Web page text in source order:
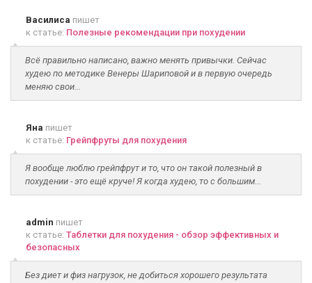
Василиса пишет
к статье: Полезные рекомендации при похудении
Всё правильно написано, важно менять привычки. Сейчас
худею по методике Венеры Шариповой и в первую очередь
меняю свои...
Яна пишет
к статье: Грейпфруты для похудения
Я вообще люблю грейпфрут и то, что он такой полезный в
похудении - это ещё круче! Я когда худею, то с большим...
admin пишет
к статье: Таблетки для похудения - обзор эффективных и
безопасных
Без диет и физ нагрузок, не добиться хорошего результата